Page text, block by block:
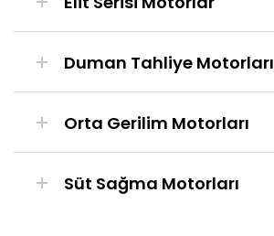
Duman Tahliye Motorları
Orta Gerilim Motorları
Süt Sağma Motorları